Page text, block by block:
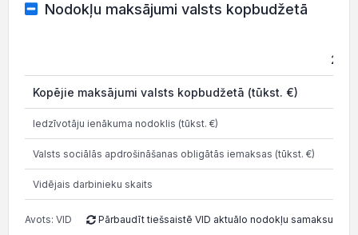
Nodokļu maksājumi valsts kopbudžetā
2025
Kopējie maksājumi valsts kopbudžetā (tūkst. €)
Iedzīvotāju ienākuma nodoklis (tūkst. €)
Valsts sociālās apdrošināšanas obligātās iemaksas (tūkst. €)
Vidējais darbinieku skaits
Avots: VID Pārbaudīt tiešsaistē VID aktuālo nodokļu samaksu